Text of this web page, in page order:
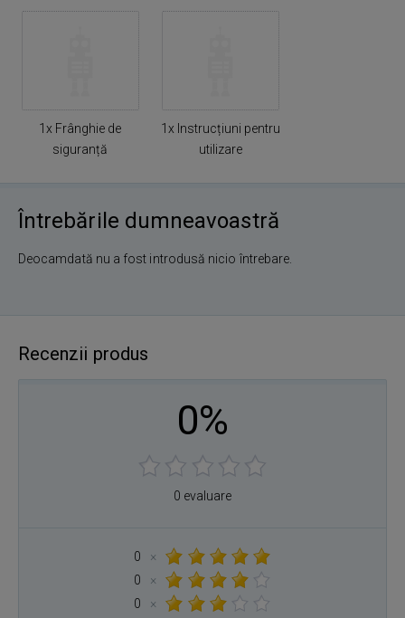
1x Frânghie de
siguranță
1x Instrucțiuni pentru
utilizare
Întrebările dumneavoastră
Deocamdată nu a fost introdusă nicio întrebare.
Recenzii produs
0%
0 evaluare
0
×
0
×
0
×